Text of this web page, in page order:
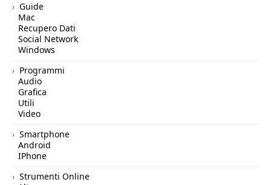
Guide
Mac
Recupero Dati
Social Network
Windows
Programmi
Audio
Grafica
Utili
Video
Smartphone
Android
IPhone
Strumenti Online